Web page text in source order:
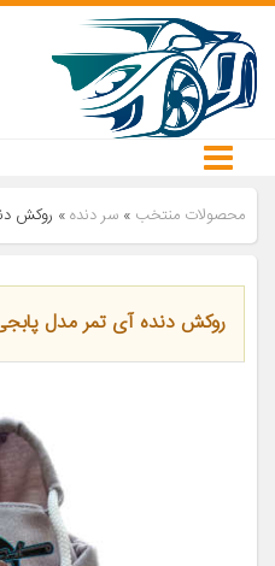
محصولات منتخب » سر دنده» روکش
روکش دنده آی تمر مدل پابجی